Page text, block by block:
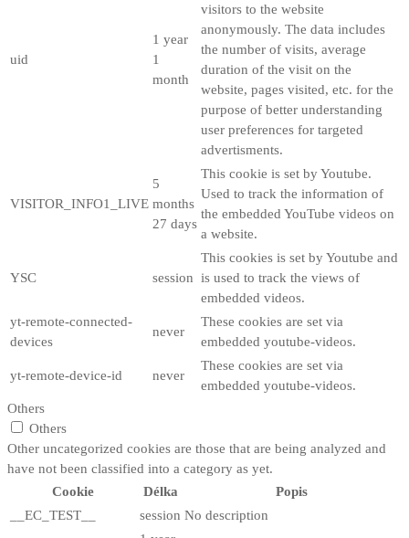
uid
1 year
1
month
visitors to the website
anonymously. The data includes
the number of visits, average
duration of the visit on the
website, pages visited, etc. for the
purpose of better understanding
user preferences for targeted
advertisments.
VISITOR_INFO1_LIVE
5
months
27 days
This cookie is set by Youtube.
Used to track the information of
the embedded YouTube videos on
a website.
YSC session
This cookies is set by Youtube and
is used to track the views of
embedded videos.
yt-remote-connected-
devices
never
These cookies are set via
embedded youtube-videos.
yt-remote-device-id never
These cookies are set via
embedded youtube-videos.
Others
Others
Other uncategorized cookies are those that are being analyzed and
have not been classified into a category as yet.
Cookie
Délka
Popis
__EC_TEST__
session No description